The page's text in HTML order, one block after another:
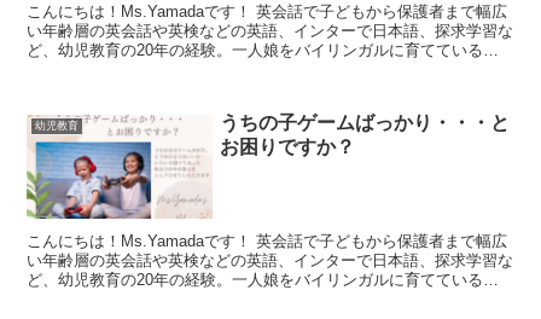
こんにちは！Ms.Yamadaです！ 英会話で子どもから保護者まで幅広
い年齢層の英会話や英検などの英語、インターで日本語、探求学習な
ど、幼児教育の20年の経験。一人娘をバイリンガルに育てている幼
幼児教育
うちの子ゲームばっかり・・・と
お困りですか？
こんにちは！Ms.Yamadaです！ 英会話で子どもから保護者まで幅広
い年齢層の英会話や英検などの英語、インターで日本語、探求学習な
ど、幼児教育の20年の経験。一人娘をバイリンガルに育てている幼